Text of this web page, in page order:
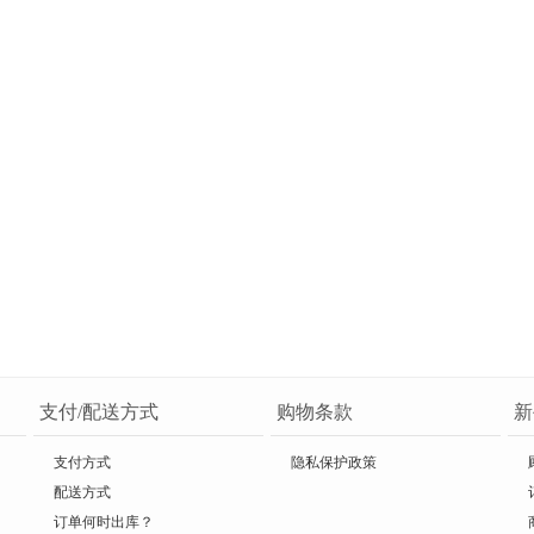
支付/配送方式
支付方式
配送方式
订单何时出库？
购物条款
隐私保护政策